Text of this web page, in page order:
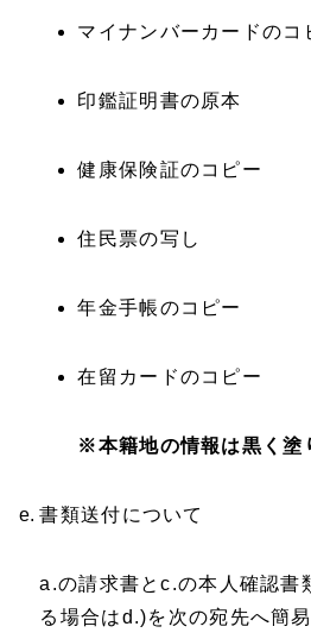
マイナンバーカードのコ
印鑑証明書の原本
健康保険証のコピー
住民票の写し
年金手帳のコピー
在留カードのコピー
※本籍地の情報は黒く塗
書類送付について
a.の請求書とc.の本人確認書
る場合はd.)を次の宛先へ簡